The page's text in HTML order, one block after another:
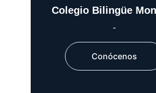
Colegio Bilingüe
Conócenos
-